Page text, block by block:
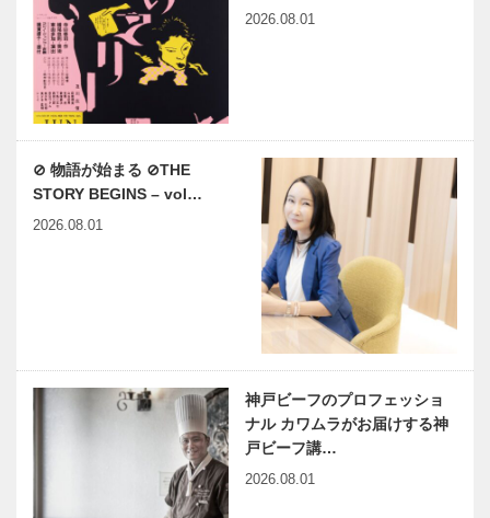
2026.08.01
⊘ 物語が始まる ⊘THE
STORY BEGINS – vol…
2026.08.01
神戸ビーフのプロフェッショ
ナル カワムラがお届けする神
戸ビーフ講…
2026.08.01